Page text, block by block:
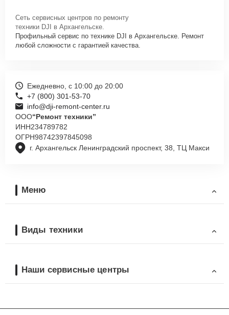
Сеть сервисных центров по ремонту
техники DJI в Архангельске.
Профильный сервис по технике DJI в Архангельске. Ремонт
любой сложности с гарантией качества.
г. Архангельск Ленинградский проспект, 38, ТЦ Макси
Ежедневно, с 10:00 до 20:00
+7 (800) 301-53-70
info@dji-remont-center.ru
ООО“Ремонт техники”
ИНН234789782
ОГРН98742397845098
Меню
Виды техники
Наши сервисные центры